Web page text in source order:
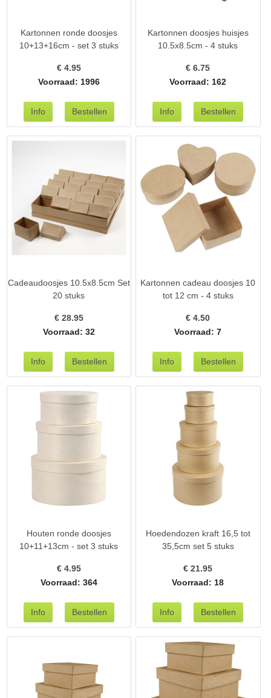
Kartonnen ronde doosjes
10+13+16cm - set 3 stuks
€ 4.95
Voorraad: 1996
Kartonnen doosjes huisjes
10.5x8.5cm - 4 stuks
€6.75
Voorraad: 162
Cadeaudoosjes 10.5x8.5cm Set
20 stuks
€ 28.95
Voorraad: 32
Kartonnen cadeau doosjes 10
tot 12 cm - 4 stuks
€4.50
Voorraad: 7
Houten ronde doosjes
10+11+13cm - set 3 stuks
€ 4.95
Voorraad: 364
Hoedendozen kraft 16,5 tot
35,5cm set 5 stuks
€21.95
Voorraad: 18